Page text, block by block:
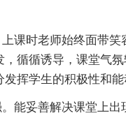
课时老师始终面带笑
循循诱导，课堂气氛
挥学生的积极性和能
能妥善解决课堂上出